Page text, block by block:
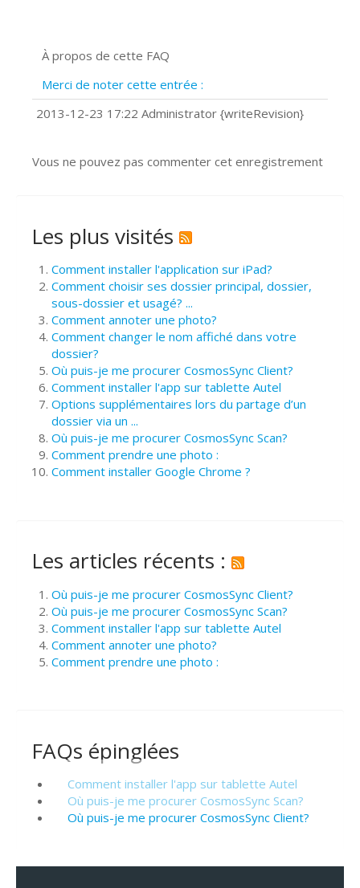
Prise de vue 360°
?
Comment accéder à votre compte
À propos de cette FAQ
Merci de noter cette entrée :
2013-12-23 17:22 Administrator {writeRevision}
Vous ne pouvez pas commenter cet enregistrement
Les plus visités
Comment installer l'application sur iPad?
Comment choisir ses dossier principal, dossier,
sous-dossier et usagé? ...
Comment annoter une photo?
Comment changer le nom affiché dans votre
dossier?
Où puis-je me procurer CosmosSync Client?
Comment installer l'app sur tablette Autel
Options supplémentaires lors du partage d’un
dossier via un ...
Où puis-je me procurer CosmosSync Scan?
Comment prendre une photo :
Comment installer Google Chrome ?
Les articles récents :
Où puis-je me procurer CosmosSync Client?
Où puis-je me procurer CosmosSync Scan?
Comment installer l'app sur tablette Autel
Comment annoter une photo?
Comment prendre une photo :
FAQs épinglées
Comment installer l'app sur tablette Autel
Où puis-je me procurer CosmosSync Scan?
Où puis-je me procurer CosmosSync Client?